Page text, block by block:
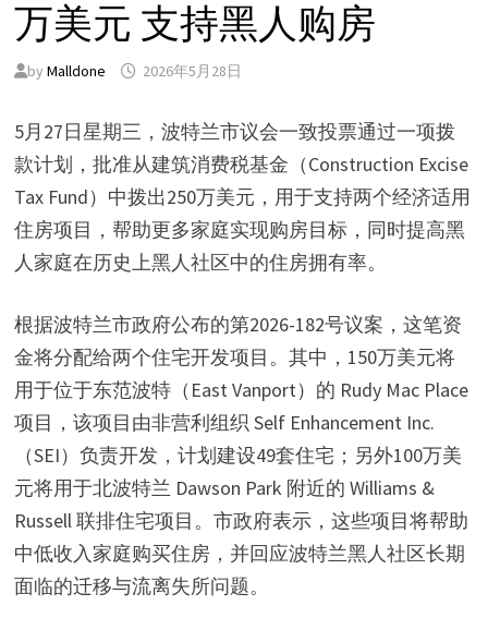
万美元 支持黑人购房
by Malldone 2026年5月28日
5月27日星期三，波特兰市议会一致投票通过一项拨
款计划，批准从建筑消费税基金（Construction Excise
Tax Fund）中拨出250万美元，用于支持两个经济适用
住房项目，帮助更多家庭实现购房目标，同时提高黑
人家庭在历史上黑人社区中的住房拥有率。
根据波特兰市政府公布的第2026-182号议案，这笔资
金将分配给两个住宅开发项目。其中，150万美元将
用于位于东范波特（East Vanport）的 Rudy Mac Place
项目，该项目由非营利组织 Self Enhancement Inc.
（SEI）负责开发，计划建设49套住宅；另外100万美
元将用于北波特兰 Dawson Park 附近的 Williams &
Russell 联排住宅项目。市政府表示，这些项目将帮助
中低收入家庭购买住房，并回应波特兰黑人社区长期
面临的迁移与流离失所问题。